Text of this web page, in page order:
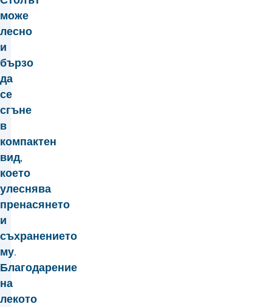
може
лесно
и
бързо
да
се
сгъне
в
компактен
вид,
което
улеснява
пренасянето
и
съхранението
му.
Благодарение
на
лекото